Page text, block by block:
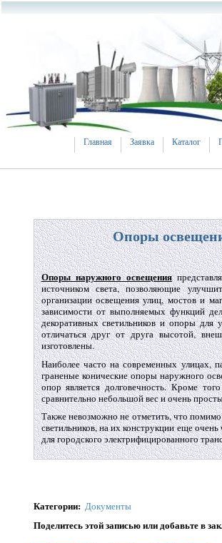
Главная Заявка Каталог
Опоры
Опоры наружного освещения
источником света, позволяющие
организации освещения улиц, мостов и
зависимости от выполняемых функций
декоративных светильников и опоры
отличаться друг от друга высотой,
изготовлены.
Наиболее часто на современных улицах,
граненые конические опоры наружного
опор является долговечность. Кроме
сравнительно небольшой вес и очень
Также невозможно не отметить, что
светильников, на их конструкции еще
для городского электрифицированного
Категории: Документы
Поделитесь этой записью или добавьте в